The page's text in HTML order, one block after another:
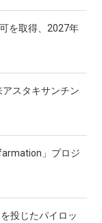
を取得、2027年
スタキサンチン
」プロジ
投じたパイロッ